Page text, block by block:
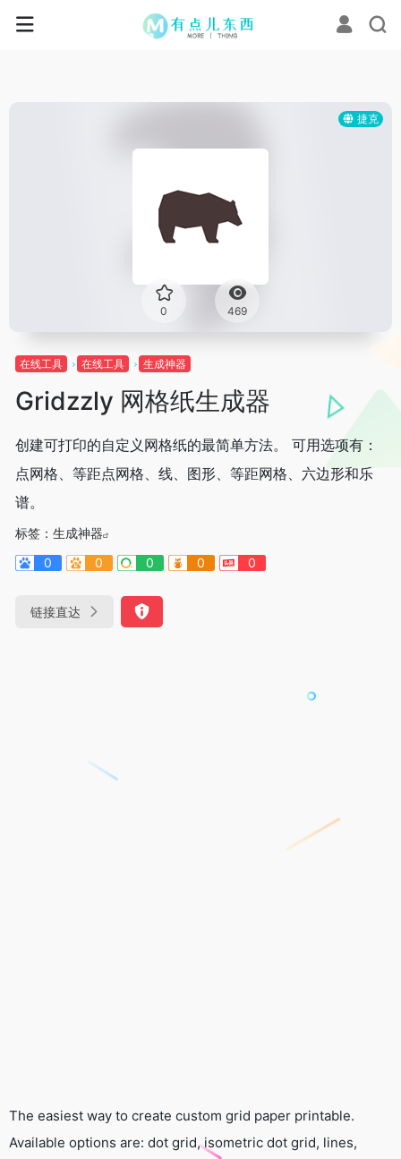
捷克
0 469
在线工具 在线工具 生成神器
Gridzzly 网格纸生成器
创建可打印的自定义网格纸的最简单方法。 可用选项有：
点网格、等距点网格、线、图形、等距网格、六边形和乐
谱。
标签： 生成神器
0
0 0 0 0
链接直达
The easiest way to create custom grid paper printable.
Available options are: dot grid, isometric dot grid, lines,